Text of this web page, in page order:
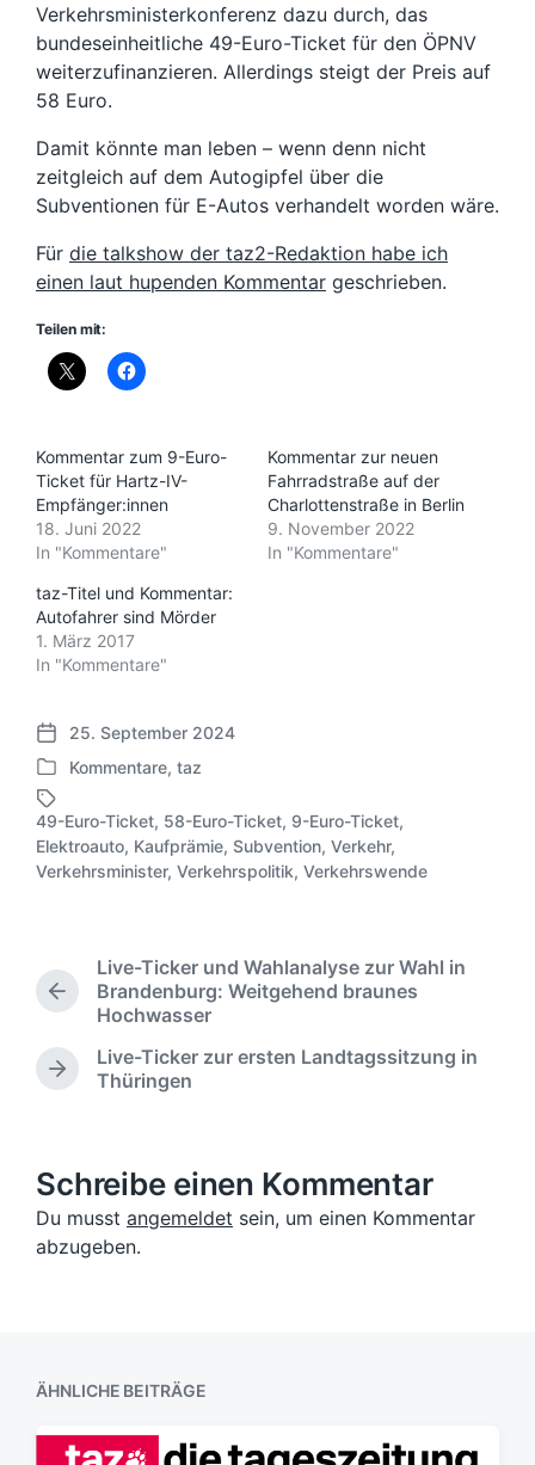
Verkehrsministerkonferenz dazu durch, das
bundeseinheitliche 49-Euro-Ticket für den ÖPNV
weiterzufinanzieren. Allerdings steigt der Preis auf
58 Euro.
Damit könnte man leben – wenn denn nicht
zeitgleich auf dem Autogipfel über die
Subventionen für E-Autos verhandelt worden wäre.
Für die talkshow der taz2-Redaktion habe ich
einen laut hupenden Kommentar geschrieben.
Teilen mit:
Kommentar zum 9-Euro-
Ticket für Hartz-IV-
Empfänger:innen
18. Juni 2022
In "Kommentare"
Kommentar zur neuen
Fahrradstraße auf der
Charlottenstraße in Berlin
9. November 2022
In "Kommentare"
taz-Titel und Kommentar:
Autofahrer sind Mörder
1. März 2017
In "Kommentare"
V
e
r
ö
f
f
i
u
d
a
t
u
25. September 2024
V
e
r
ö
f
t
l
c
h
Kommentare, taz
S
c
g
w
t
49-Euro-Ticket, 58-Euro-Ticket, 9-Euro-Ticket,
Elektroauto, Kaufprämie, Subvention, Verkehr,
Verkehrsminister, Verkehrspolitik, Verkehrswende
V
r
h
e
e
r
B
g
Live-Ticker und Wahlanalyse zur Wahl in
Brandenburg: Weitgehend braunes
Hochwasser
N
s
t
e
r
a
:
Live-Ticker zur ersten Landtagssitzung in
Thüringen
Schreibe einen Kommentar
Du musst angemeldet sein, um einen Kommentar
abzugeben.
ÄHNLICHE BEITRÄGE